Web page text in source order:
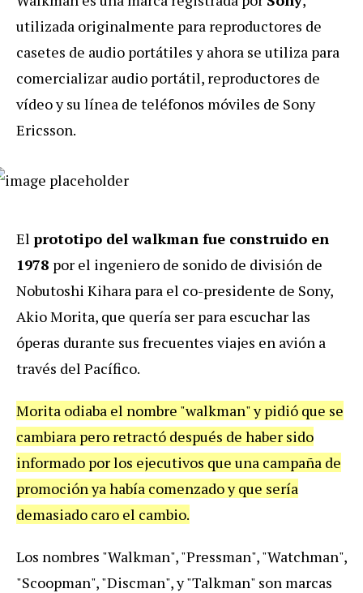
utilizada originalmente para reproductores de
casetes de audio portátiles y ahora se utiliza para
comercializar audio portátil, reproductores de
vídeo y su línea de teléfonos móviles de Sony
Ericsson.
El prototipo del walkman fue construido en
1978 por el ingeniero de sonido de división de
Nobutoshi Kihara para el co-presidente de Sony,
Akio Morita, que quería ser para escuchar las
óperas durante sus frecuentes viajes en avión a
través del Pacífico.
Morita odiaba el nombre "walkman" y pidió que se
cambiara pero retractó después de haber sido
informado por los ejecutivos que una campaña de
promoción ya había comenzado y que sería
demasiado caro el cambio.
Los nombres "Walkman", "Pressman", "Watchman",
"Scoopman", "Discman", y "Talkman" son marcas